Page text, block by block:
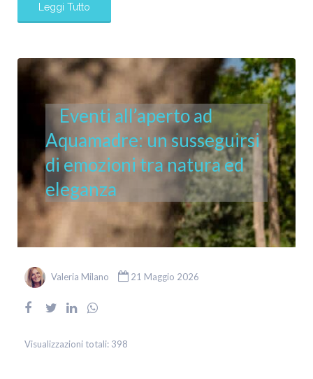
Leggi Tutto
Eventi all’aperto ad
Aquamadre: un susseguirsi
di emozioni tra natura ed
eleganza
Valeria Milano 21 Maggio 2026
Visualizzazioni totali: 398